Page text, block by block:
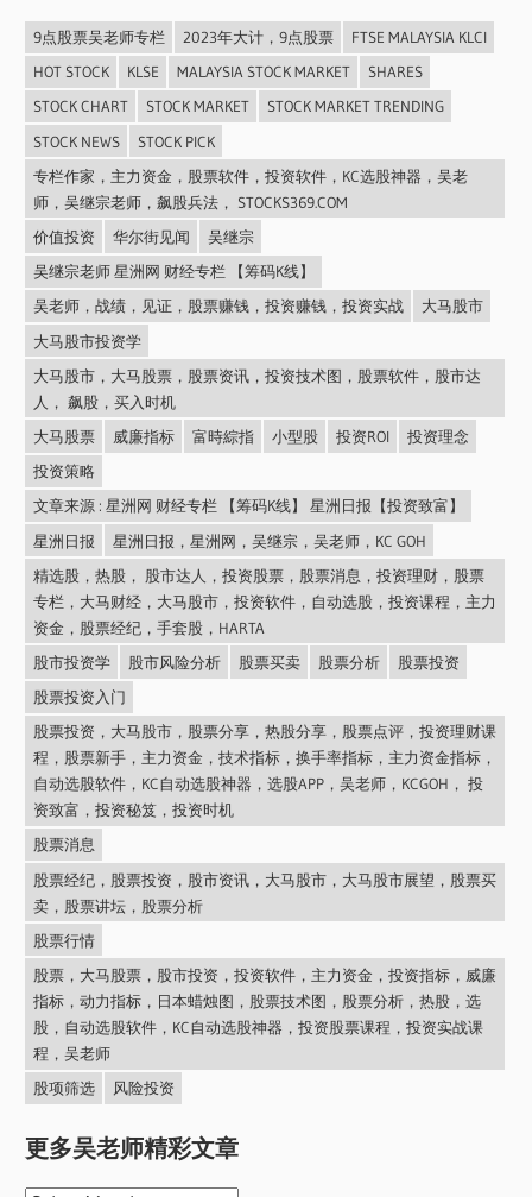
9点股票吴老师专栏 2023年大计，9点股票
FTSE MALAYSIA KLCI
HOT STOCK
KLSE MALAYSIA STOCK MARKET
SHARES
STOCK CHART
STOCK MARKET
STOCK MARKET TRENDING
STOCK NEWS
STOCK PICK
专栏作家，主力资金，股票软件，投资软件，KC选股神器，吴老
师，吴继宗老师，飙股兵法， STOCKS369.COM
价值投资
华尔街见闻
吴继宗
吴继宗老师 星洲网 财经专栏 【筹码K线】
吴老师，战绩，见证，股票赚钱，投资赚钱，投资实战
大马股市
大马股市投资学
大马股市，大马股票，股票资讯，投资技术图，股票软件，股市达
人， 飙股，买入时机
大马股票
威廉指标 富時綜指 小型股 投资ROI
投资理念
投资策略
文章来源 : 星洲网 财经专栏 【筹码K线】 星洲日报【投资致富】
星洲日报
星洲日报，星洲网，吴继宗，吴老师，KC GOH
精选股，热股， 股市达人，投资股票，股票消息，投资理财，股票
专栏，大马财经，大马股市，投资软件，自动选股，投资课程，主力
资金，股票经纪，手套股，HARTA
股市投资学
股市风险分析 股票买卖 股票分析
股票投资
股票投资入门
股票投资，大马股市，股票分享，热股分享，股票点评，投资理财课
程，股票新手，主力资金，技术指标，换手率指标，主力资金指标，
自动选股软件，KC自动选股神器，选股APP，吴老师，KCGOH， 投
资致富，投资秘笈，投资时机
股票消息
股票经纪，股票投资，股市资讯，大马股市，大马股市展望，股票买
卖，股票讲坛，股票分析
股票行情
股票，大马股票，股市投资，投资软件，主力资金，投资指标，威廉
指标，动力指标，日本蜡烛图，股票技术图，股票分析，热股，选
股，自动选股软件，KC自动选股神器，投资股票课程，投资实战课
程，吴老师
股项筛选
风险投资
更多吴老师精彩文章